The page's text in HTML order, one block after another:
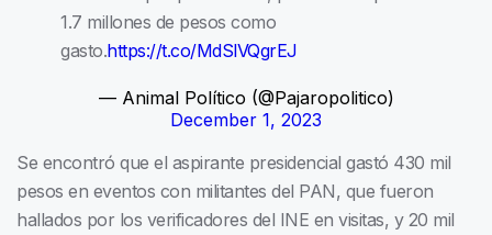
1.7 millones de pesos como
gasto.https://t.co/MdSlVQgrEJ
— Animal Político (@Pajaropolitico)
December 1, 2023
Se encontró que el aspirante presidencial gastó 430 mil
pesos en eventos con militantes del PAN, que fueron
hallados por los verificadores del INE en visitas, y 20 mil